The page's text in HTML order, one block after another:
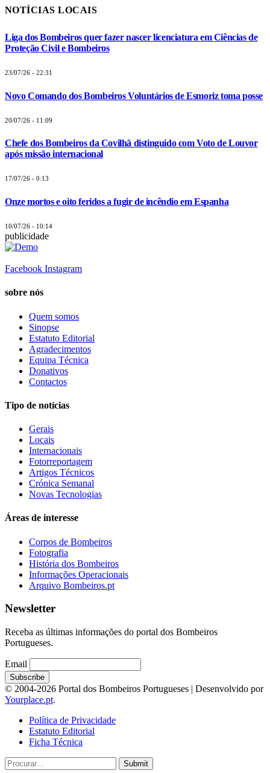
NOTÍCIAS LOCAIS
Liga dos Bombeiros quer fazer nascer licenciatura em Ciências de
Proteção Civil e Bombeiros
23/07/26 - 22:31
Novo Comando dos Bombeiros Voluntários de Esmoriz toma posse
20/07/26 - 11:09
Chefe dos Bombeiros da Covilhã distinguido com Voto de Louvor
após missão internacional
17/07/26 - 0:13
Onze mortos e oito feridos a fugir de incêndio em Espanha
10/07/26 - 10:14
publicidade
Facebook Instagram
sobre nós
Quem somos
Sinopse
Estatuto Editorial
Agradecimentos
Equipa Técnica
Donativos
Contactos
Tipo de notícias
Gerais
Locais
Internacionais
Fotorreportagem
Artigos Técnicos
Crónica Semanal
Novas Tecnologias
Áreas de interesse
Corpos de Bombeiros
Fotografia
História dos Bombeiros
Informações Operacionais
Arquivo Bombeiros.pt
Newsletter
Receba as últimas informações do portal dos Bombeiros
Portugueses.
Email
© 2004-2026 Portal dos Bombeiros Portugueses | Desenvolvido por
Yourplace.pt.
Política de Privacidade
Estatuto Editorial
Ficha Técnica
Submit